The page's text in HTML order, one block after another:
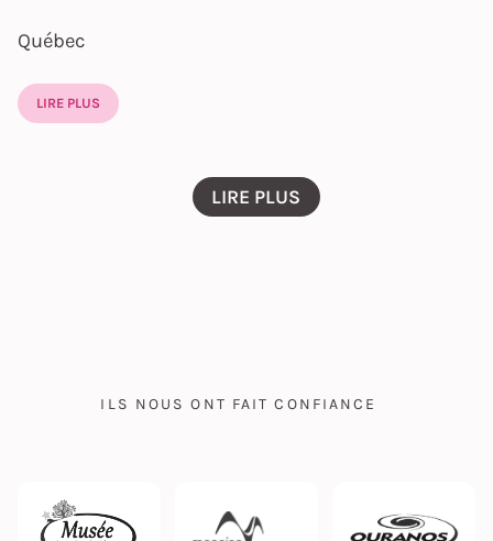
Québec
LIRE PLUS
LIRE PLUS
ILS NOUS ONT FAIT CONFIANCE